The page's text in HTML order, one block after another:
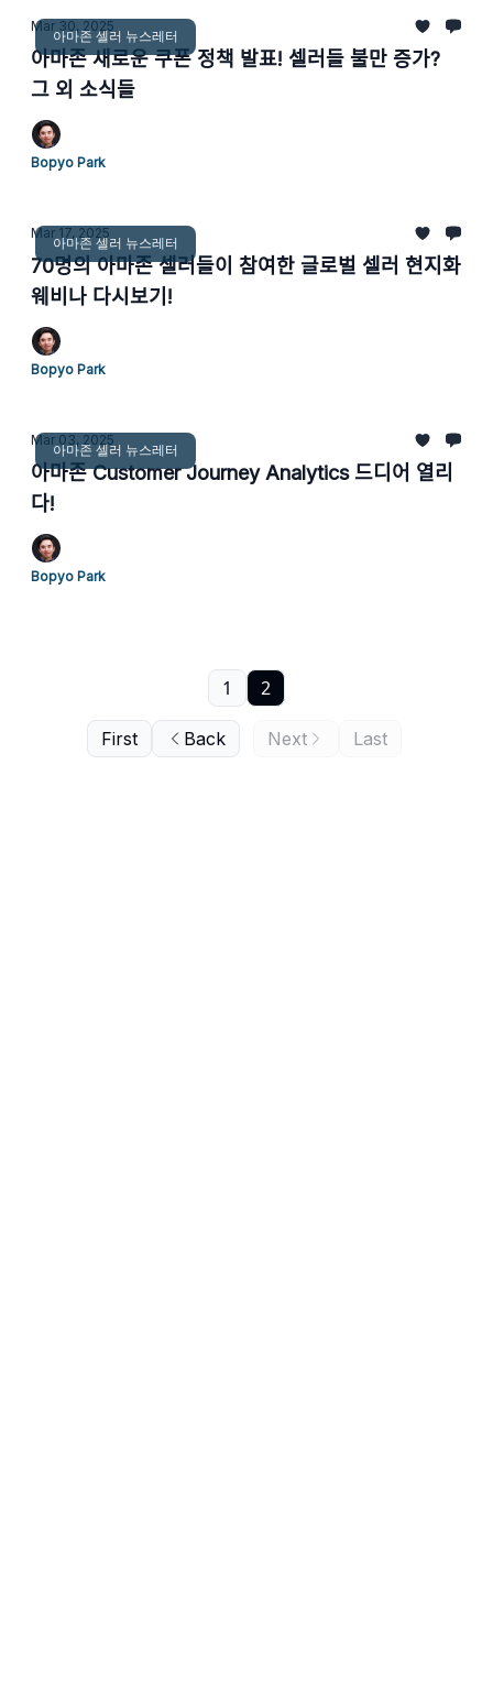
아마존 셀러 뉴스레터
Mar 30, 2025
아마존 새로운 쿠폰 정책 발표! 셀러들 불만 증가?
그 외 소식들
Bopyo Park
아마존 셀러 뉴스레터
Mar 17, 2025
70명의 아마존 셀러들이 참여한 글로벌 셀러 현지화
웨비나 다시보기!
Bopyo Park
아마존 셀러 뉴스레터
Mar 03, 2025
아마존 Customer Journey Analytics 드디어 열리
다!
Bopyo Park
First Back
1 2
Next Last